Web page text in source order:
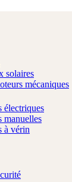
solaires
mécaniques
électriques
manuelles
à vérin